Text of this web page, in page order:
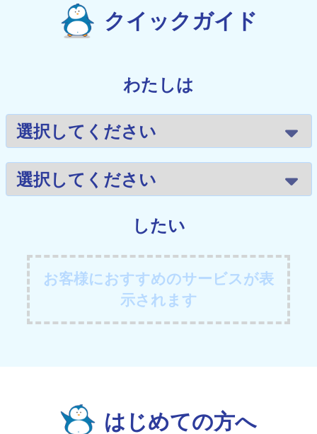
クイックガイド
わたしは
したい
お客様におすすめのサービスが表
示されます
はじめての方へ